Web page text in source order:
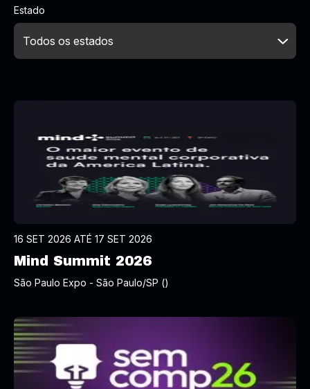
Estado
16 SET 2026 ATÉ 17 SET 2026
Mind Summit 2026
São Paulo Expo - São Paulo/SP ()